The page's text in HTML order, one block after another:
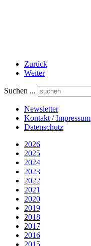
Zurück
Weiter
Suchen ...
Newsletter
Kontakt / Impressum
Datenschutz
2026
2025
2024
2023
2022
2021
2020
2019
2018
2017
2016
2015